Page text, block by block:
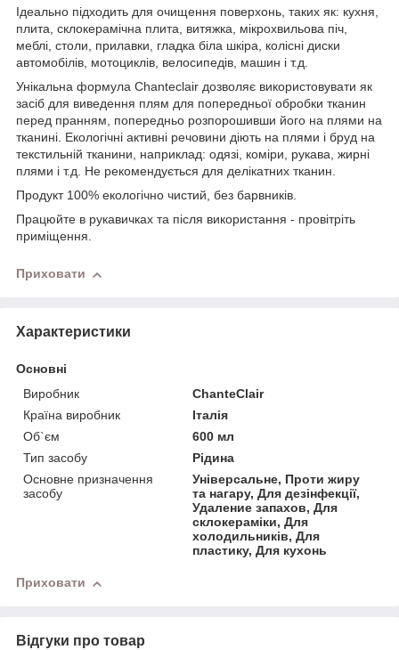
Ідеально підходить для очищення поверхонь, таких як: кухня,
плита, склокерамічна плита, витяжка, мікрохвильова піч,
меблі, столи, прилавки, гладка біла шкіра, колісні диски
автомобілів, мотоциклів, велосипедів, машин і т.д.
Унікальна формула Chanteclair дозволяє використовувати як
засіб для виведення плям для попередньої обробки тканин
перед пранням, попередньо розпорошивши його на плями на
тканині. Екологічні активні речовини діють на плями і бруд на
текстильній тканини, наприклад: одязі, коміри, рукава, жирні
плями і т.д. Не рекомендується для делікатних тканин.
Продукт 100% екологічно чистий, без барвників.
Працюйте в рукавичках та після використання - провітріть
приміщення.
Приховати
Характеристики
Основні
Виробник
ChanteClair
Країна виробник
Італія
Об`єм
600 мл
Тип засобу
Рідина
Основне призначення
засобу
Універсальне, Проти жиру
та нагару, Для дезінфекції,
Удаление запахов, Для
склокераміки, Для
холодильників, Для
пластику, Для кухонь
Приховати
Відгуки про товар